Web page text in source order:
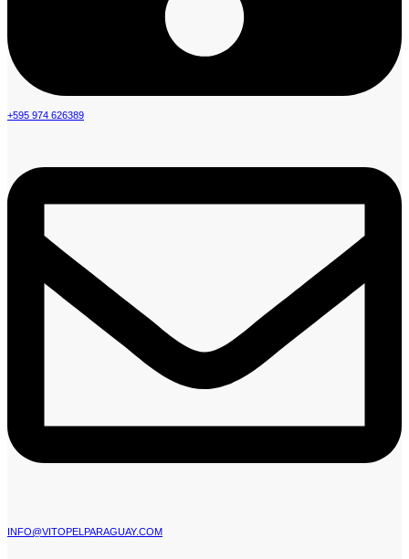
+595 974 626389
INFO@VITOPELPARAGUAY.COM